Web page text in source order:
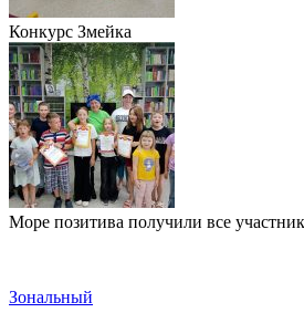
Конкурс Змейка
Море позитива получили все
Зональный